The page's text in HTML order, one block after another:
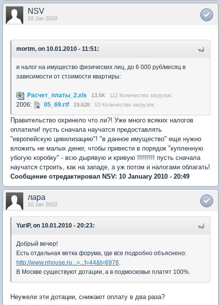
NSV
10 Jan 2010
mortm, on 10.01.2010 - 11:51:
и налог на имущество физических лиц, до 6 000 руб/месяц в
зависимости от стоимости квартиры:
Расчет_платы_2.xls 13.5К 112 Количество загрузок:
2006: 05_69.rtf 19.62К 53 Количество загрузок:
Правительство охринело что ли?! Уже много всяких налогов
оплатили! пусть сначала научатся предоставлять
"европейскую цивилизацию"! "в данное имущество" еще нужно
вложить не малых денег, чтобы привести в порядок "купленную
убогую коробку" - всю дырявую и кривую !!!!!!!!! пусть сначала
научатся строить, как на западе, а уж потом и налогами облагать!
Сообщение отредактировал NSV: 10 January 2010 - 20:49
лара
10 Jan 2010
YuriP, on 10.01.2010 - 20:23:
Добрый вечер!
Есть отдельная ветка форума, где все подробно объяснено:
http://www.nhouse.ru...=...f=44&t=6978.
В Москве существуют дотации, а в подмосковье платят 100%.
Неужели эти дотации, снижают оплату в два раза?